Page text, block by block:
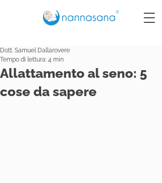
Allattamento al seno: 5
cose da sapere
Dott. Samuel Dallarovere
Tempo di lettura: 4 min